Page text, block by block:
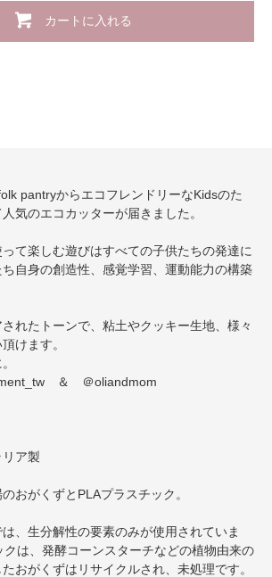
カートに入れる
pantryからエコフレンドリーなKidsのた
気のエコカッターが届きました。
て楽しむ遊びはすべての子供たちの発達に
自身の創造性、感覚学習、運動能力の構築
れたトーンで、粘土やクッキー生地、様々
けます。
＆ ＠oliandmom
ア製
おがくずとPLAプラスチック。
、生分解性の要素のみが使用されていま
は、発酵コーンスターチなどの植物由来の
おがくずはリサイクルされ、未処理です。